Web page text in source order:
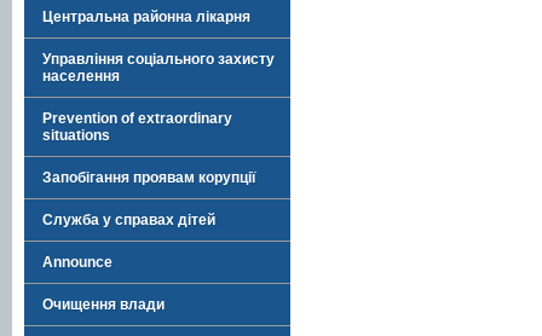
Центральна районна лікарня
Управління соціального захисту
населення
Prevention of extraordinary
situations
Запобігання проявам корупції
Служба у справах дітей
Announce
Очищення влади